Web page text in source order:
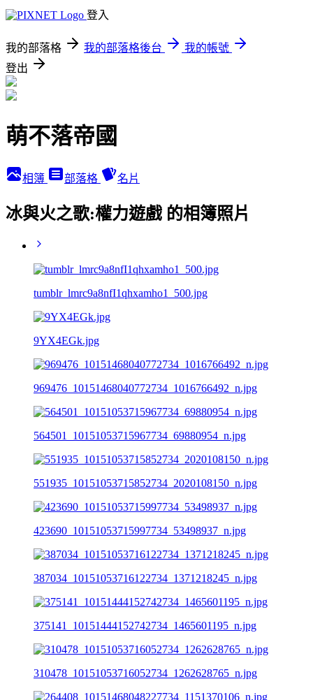
登入
我的部落格 我的部落格後台
我的帳號
登出
萌不落帝國
相簿 部落格 名片
冰與火之歌:權力遊戲 的相簿照片
tumblr_lmrc9a8nfI1qhxamho1_500.jpg
9YX4EGk.jpg
969476_10151468040772734_1016766492_n.jpg
564501_10151053715967734_69880954_n.jpg
551935_10151053715852734_2020108150_n.jpg
423690_10151053715997734_53498937_n.jpg
387034_10151053716122734_1371218245_n.jpg
375141_10151444152742734_1465601195_n.jpg
310478_10151053716052734_1262628765_n.jpg